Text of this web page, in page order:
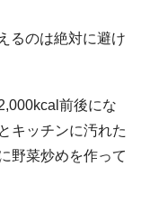
るのは絶対に避け
前後にな
キッチンに汚れた
野菜炒めを作って